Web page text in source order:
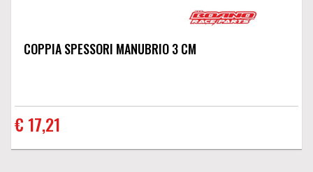
COPPIA SPESSORI MANUBRIO 3 CM
€ 17,21